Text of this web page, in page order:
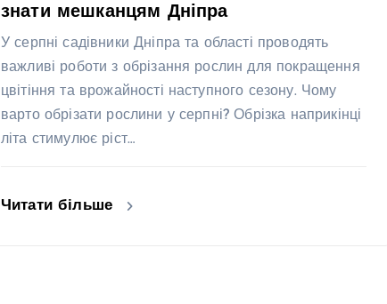
знати мешканцям Дніпра
У серпні садівники Дніпра та області проводять
важливі роботи з обрізання рослин для покращення
цвітіння та врожайності наступного сезону. Чому
варто обрізати рослини у серпні? Обрізка наприкінці
літа стимулює ріст…
Читати більше